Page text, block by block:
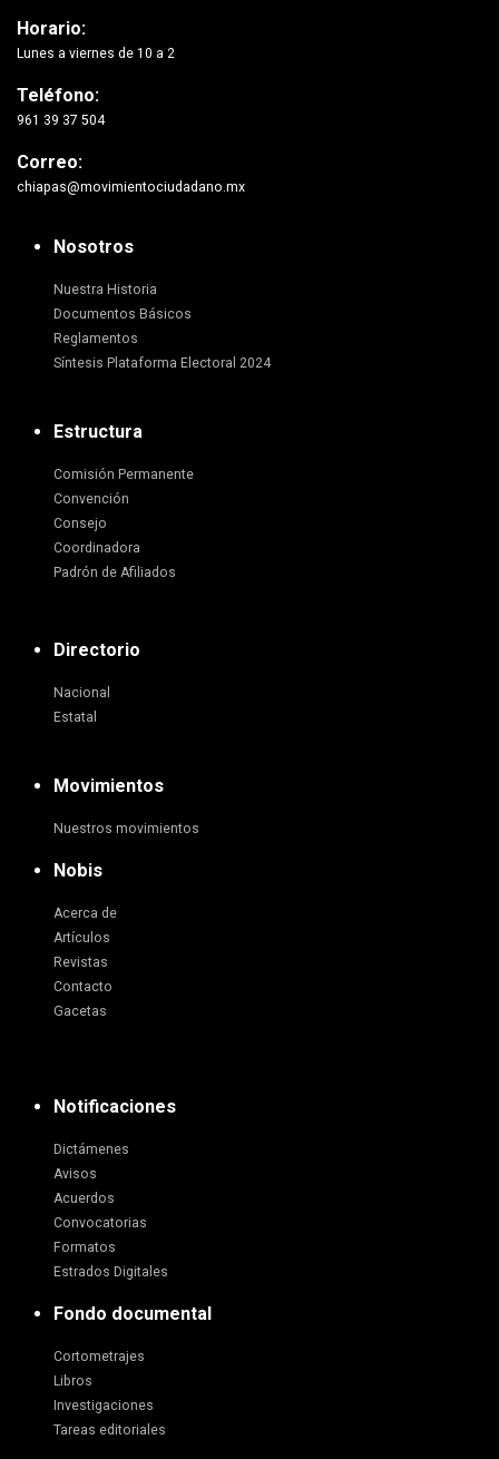
Horario:
Lunes a viernes de 10 a 2
Teléfono:
961 39 37 504
Correo:
chiapas@movimientociudadano.mx
Nosotros
Nuestra Historia
Documentos Básicos
Reglamentos
Síntesis Plataforma Electoral 2024
Estructura
Comisión Permanente
Convención
Consejo
Coordinadora
Padrón de Afiliados
Directorio
Nacional
Estatal
Movimientos
Nuestros movimientos
Nobis
Acerca de
Artículos
Revistas
Contacto
Gacetas
Notificaciones
Dictámenes
Avisos
Acuerdos
Convocatorias
Formatos
Estrados Digitales
Fondo documental
Cortometrajes
Libros
Investigaciones
Tareas editoriales